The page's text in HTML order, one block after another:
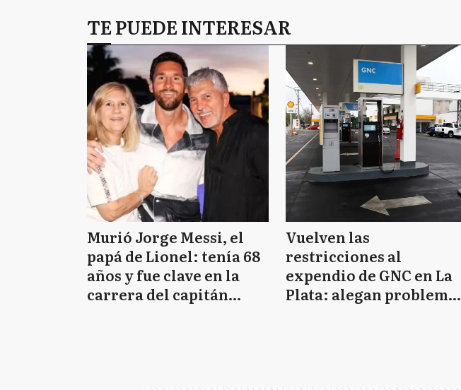
TE PUEDE INTERESAR
Murió Jorge Messi, el
papá de Lionel: tenía 68
años y fue clave en la
carrera del capitán
Vuelven las
restricciones al
expendio de GNC en La
Plata: alegan problemas